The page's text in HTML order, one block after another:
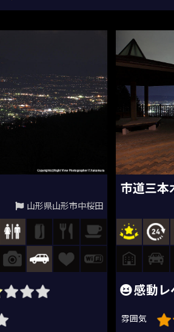
山形県山形市中桜田
市道三
感動レ
雰囲気